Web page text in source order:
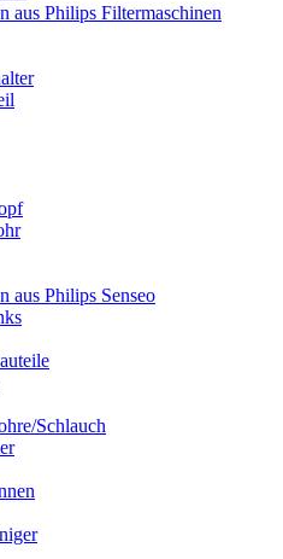
aus Philips Filtermaschinen
aus Philips Senseo
Schlauch